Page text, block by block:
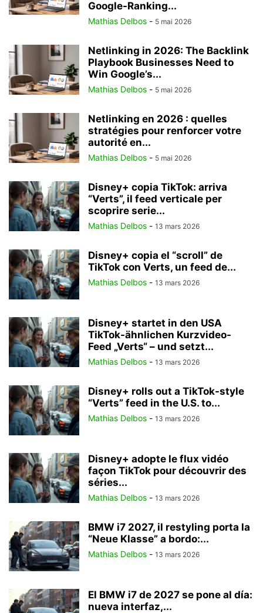
Google-Ranking...
Mathias Delbos - 5 mai 2026
Netlinking in 2026: The Backlink
Playbook Businesses Need to
Win Google’s...
Mathias Delbos - 5 mai 2026
Netlinking en 2026 : quelles
stratégies pour renforcer votre
autorité en...
Mathias Delbos - 5 mai 2026
Disney+ copia TikTok: arriva
“Verts”, il feed verticale per
scoprire serie...
Mathias Delbos - 13 mars 2026
Disney+ copia el “scroll” de
TikTok con Verts, un feed de...
Mathias Delbos - 13 mars 2026
Disney+ startet in den USA
TikTok-ähnlichen Kurzvideo-
Feed „Verts“ – und setzt...
Mathias Delbos - 13 mars 2026
Disney+ rolls out a TikTok-style
“Verts” feed in the U.S. to...
Mathias Delbos - 13 mars 2026
Disney+ adopte le flux vidéo
façon TikTok pour découvrir des
séries...
Mathias Delbos - 13 mars 2026
BMW i7 2027, il restyling porta la
“Neue Klasse” a bordo:...
Mathias Delbos - 13 mars 2026
El BMW i7 de 2027 se pone al día:
nueva interfaz,...